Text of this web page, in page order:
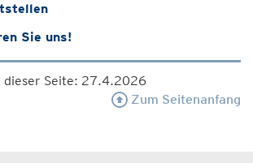
Sie uns!
dieser Seite: 27.4.2026
Zum Seitenanfang